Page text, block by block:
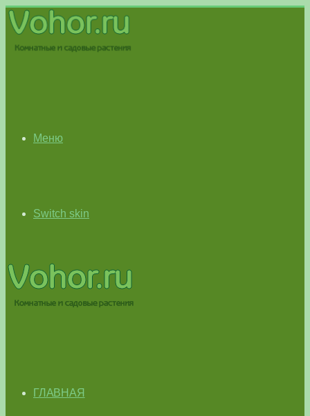
Меню
Switch skin
ГЛАВНАЯ